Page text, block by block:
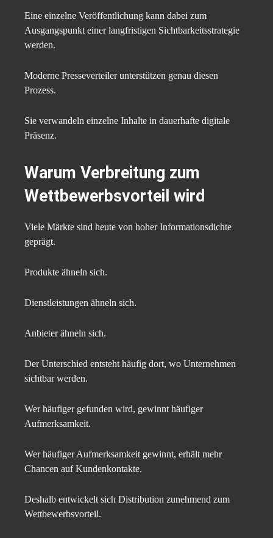
Eine einzelne Veröffentlichung kann dabei zum
Ausgangspunkt einer langfristigen Sichtbarkeitsstrategie
werden.
Moderne Presseverteiler unterstützen genau diesen
Prozess.
Sie verwandeln einzelne Inhalte in dauerhafte digitale
Präsenz.
Warum Verbreitung zum
Wettbewerbsvorteil wird
Viele Märkte sind heute von hoher Informationsdichte
geprägt.
Produkte ähneln sich.
Dienstleistungen ähneln sich.
Anbieter ähneln sich.
Der Unterschied entsteht häufig dort, wo Unternehmen
sichtbar werden.
Wer häufiger gefunden wird, gewinnt häufiger
Aufmerksamkeit.
Wer häufiger Aufmerksamkeit gewinnt, erhält mehr
Chancen auf Kundenkontakte.
Deshalb entwickelt sich Distribution zunehmend zum
Wettbewerbsvorteil.